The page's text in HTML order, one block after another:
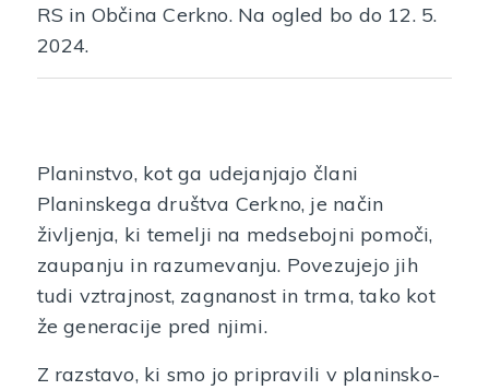
RS in Občina Cerkno. Na ogled bo do 12. 5.
2024.
Planinstvo, kot ga udejanjajo člani
Planinskega društva Cerkno, je način
življenja, ki temelji na medsebojni pomoči,
zaupanju in razumevanju. Povezujejo jih
tudi vztrajnost, zagnanost in trma, tako kot
že generacije pred njimi.
Z razstavo, ki smo jo pripravili v planinsko-